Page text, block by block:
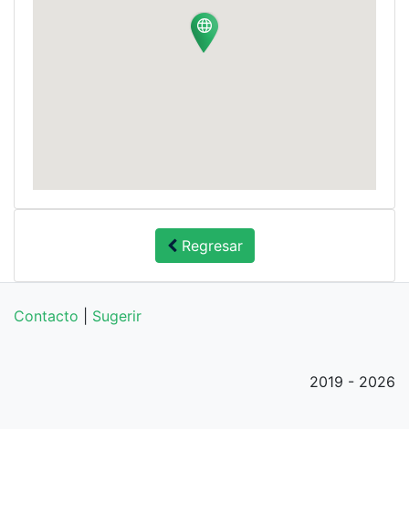
Regresar
Contacto Sugerir
2019 - 2026